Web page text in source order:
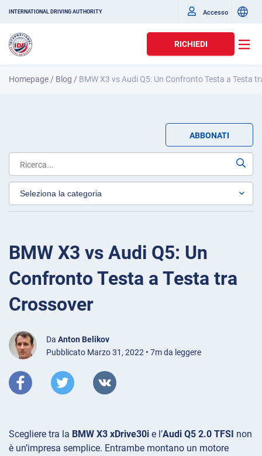
INTERNATIONAL DRIVING AUTHORITY Accesso
RICHIEDI
Homepage / Blog / BMW X3 vs Audi Q5: Un Confronto Testa a Testa
ABBONATI
BMW X3 vs Audi Q5: Un
Confronto Testa a Testa tra
Crossover
Da Anton Belikov
Pubblicato Marzo 31, 2022 • 7m da leggere
Scegliere tra la BMW X3 xDrive30i e l’Audi Q5 2.0 TFSI non
è un’impresa semplice. Entrambe montano un motore